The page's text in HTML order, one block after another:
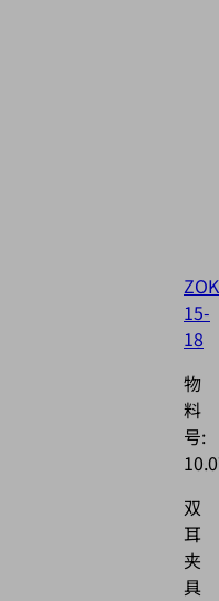
15-
18
物
料
号:
双
耳
夹
具